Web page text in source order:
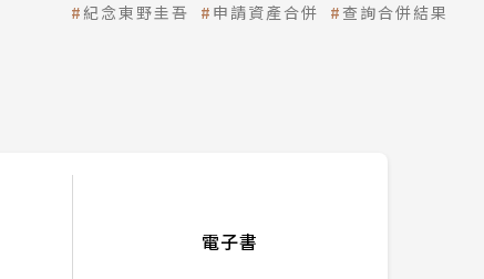
紀念東野圭吾 申請資產合併 查詢合併結果
電子書